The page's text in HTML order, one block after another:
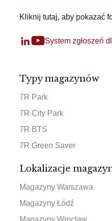
Kliknij tutaj, aby pokazać
System zgłoszeń
Typy magazynów
7R Park
7R City Park
7R BTS
7R Green Saver
Lokalizacje
Magazyny Warszawa
Magazyny Łódź
Magazyny Wrocław